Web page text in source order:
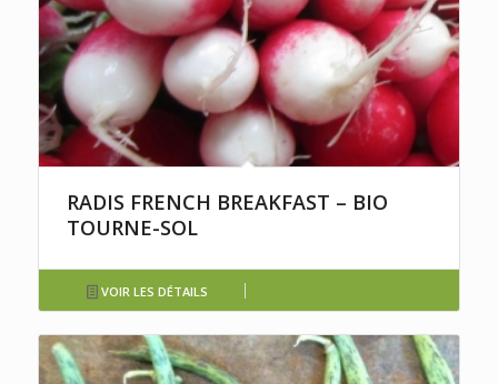
RADIS FRENCH BREAKFAST – BIO
TOURNE-SOL
VOIR LES DÉTAILS